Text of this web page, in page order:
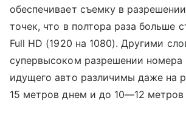
обеспечивает съемку в
точек, что в полтора раза больше
Full HD (1920 на 1080). Другими
супервысоком разрешении номера
идущего авто различимы даже на
15 метров днем и до 10—12